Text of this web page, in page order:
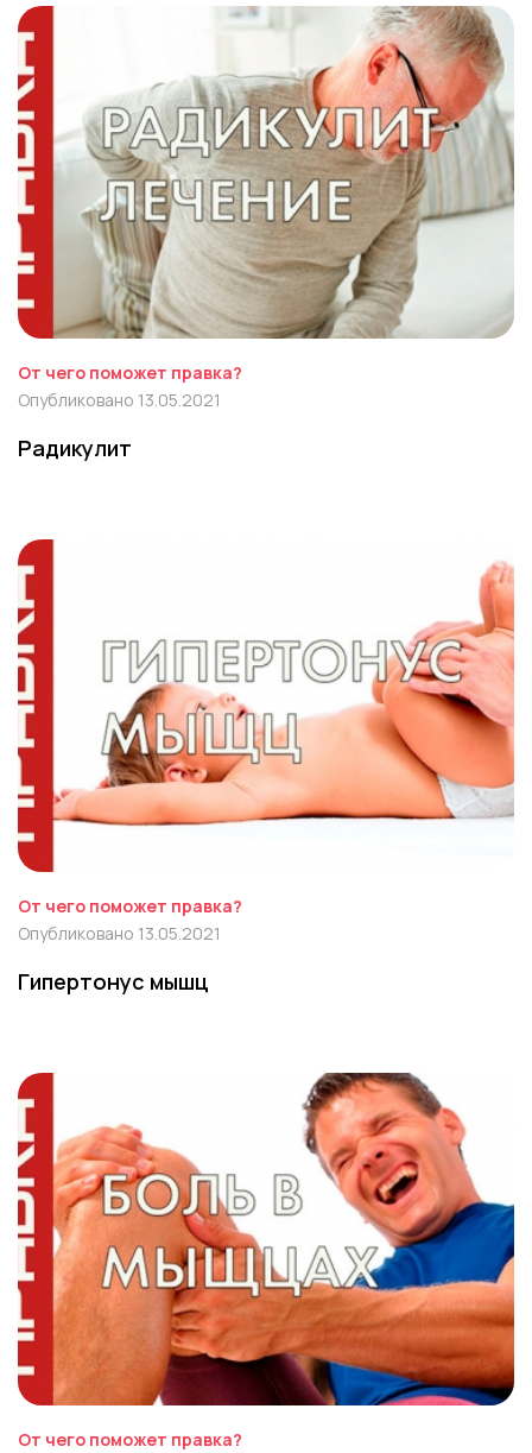
От чего поможет правка?
Опубликовано 13.05.2021
Радикулит
От чего поможет правка?
Опубликовано 13.05.2021
Гипертонус мышц
От чего поможет правка?